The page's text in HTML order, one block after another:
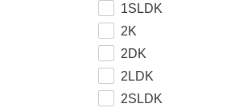
1SLDK
2K
2DK
2LDK
2SLDK